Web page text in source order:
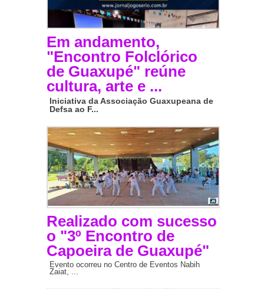
Em andamento,
"Encontro Folclórico
de Guaxupé" reúne
cultura, arte e ...
Iniciativa da Associação Guaxupeana de
Defsa ao F...
Realizado com sucesso
o "3º Encontro de
Capoeira de Guaxupé"
Evento ocorreu no Centro de Eventos Nabih
Zaiat, ...